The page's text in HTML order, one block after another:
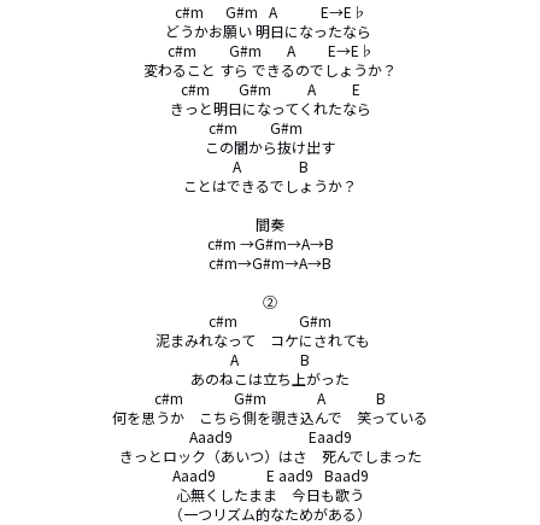
c#m      G#m   A            E→E♭
どうかお願い 明日になったなら
c#m         G#m       A         E→E♭
変わること すら できるのでしょうか？
c#m        G#m          A          E
きっと明日になってくれたなら
c#m         G#m
この闇から抜け出す
A                B
ことはできるでしょうか？
間奏
c#m →G#m→A→B
c#m→G#m→A→B
②
c#m                 G#m
泥まみれなって　コケにされても
A                 B
あのねこは立ち上がった
c#m              G#m              A              B
何を思うか　こちら側を覗き込んで　笑っている
Aaad9                     Eaad9
きっとロック（あいつ）はさ　死んでしまった
Aaad9              E aad9   Baad9
心無くしたまま　今日も歌う
（一つリズム的なためがある）